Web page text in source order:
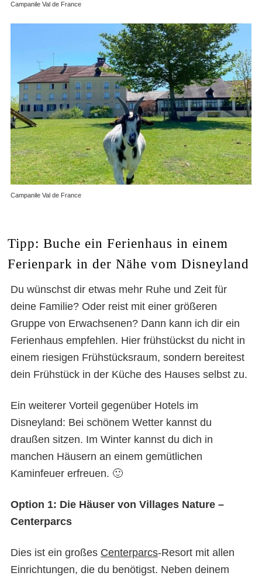
Campanile Val de France
Campanile Val de France
Tipp: Buche ein Ferienhaus in einem
Ferienpark in der Nähe vom Disneyland
Du wünschst dir etwas mehr Ruhe und Zeit für
deine Familie? Oder reist mit einer größeren
Gruppe von Erwachsenen? Dann kann ich dir ein
Ferienhaus empfehlen. Hier frühstückst du nicht in
einem riesigen Frühstücksraum, sondern bereitest
dein Frühstück in der Küche des Hauses selbst zu.
Ein weiterer Vorteil gegenüber Hotels im
Disneyland: Bei schönem Wetter kannst du
draußen sitzen. Im Winter kannst du dich in
manchen Häusern an einem gemütlichen
Kaminfeuer erfreuen. 🙂
Option 1: Die Häuser von Villages Nature –
Centerparcs
Dies ist ein großes Centerparcs-Resort mit allen
Einrichtungen, die du benötigst. Neben deinem